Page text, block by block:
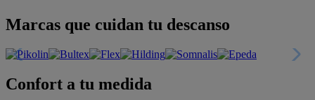
Marcas que cuidan tu descanso
Confort a tu medida